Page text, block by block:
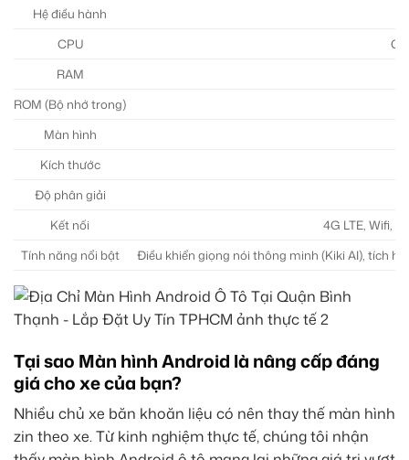
Hệ điều hành
CPU
RAM
ROM (Bộ nhớ trong)
Màn hình
Kích thước
Độ phân giải
Kết nối
4G LTE, Wifi,
Tính năng nổi bật
Điều khiển giọng nói thông minh (Kiki AI), tích
Tại sao Màn hình Android là nâng cấp đáng
giá cho xe của bạn?
Nhiều chủ xe băn khoăn liệu có nên thay thế màn hình
zin theo xe. Từ kinh nghiệm thực tế, chúng tôi nhận